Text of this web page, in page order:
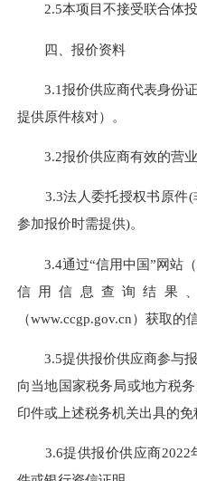
2.5本项目不接受联合体投
四、报价资料
3.1报价供应商代表身份证
提供原件核对）。
3.2报价供应商有效的营业
3.3法人委托授权书原件(
参加报价时需提供)。
3.4通过“信用中国”网站（
信用信息查询结果
（www.ccgp.gov.cn）获取的
3.5提供报价供应商参与报
向当地国家税务局或地方税
印件或上述税务机关出具的免
3.6提供报价供应商2022